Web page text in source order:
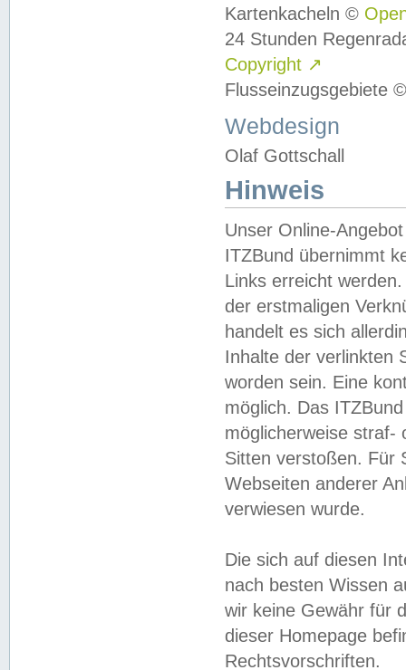
Kartenkacheln ©
24 Stunden
Copyright ↗
Flusseinzugsgebiete
Webdesign
Olaf Gottschall
Hinweis
Unser Online-
ITZBund übernimmt
Links erreicht
der erstmaligen
handelt es sich
Inhalte der verlinkten
worden sein. Eine
möglich. Das
möglicherweise straf-
Sitten verstoßen. Für
Webseiten anderer
verwiesen wurde.
Die sich auf diesen
nach besten Wissen
wir keine Gewähr für
dieser Homepage
Rechtsvorschriften.